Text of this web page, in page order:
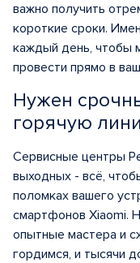
важно получить
короткие сроки.
каждый день, чтобы
провести прямо в
Нужен
горячую
Сервисные центры
выходных - всё,
поломках вашего
смартфонов Xiaomi.
опытные мастера и
гордимся, и тысячи